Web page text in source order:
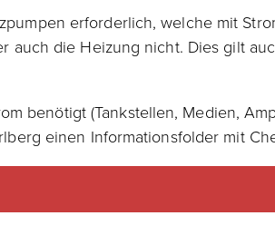
erforderlich, welche mit
die Heizung nicht. Dies gilt
benötigt (Tankstellen, Medien,
einen Informationsfolder mit